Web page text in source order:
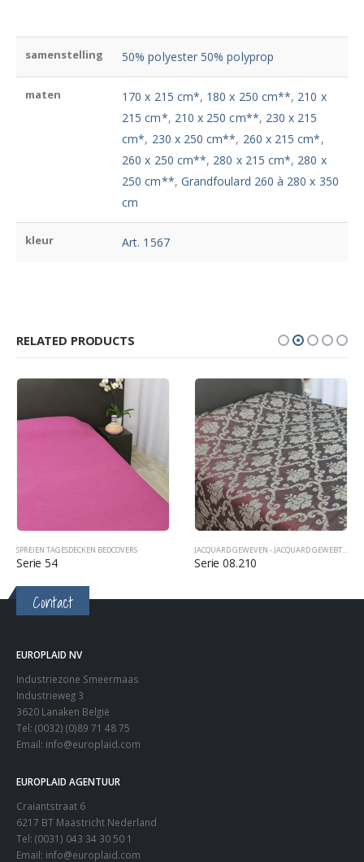
samenstelling 50% polyester 50% polyprop
maten 170 x 215 cm*, 180 x 250 cm**, 210 x
215 cm*, 210 x 250 cm**, 230 x 215
cm*, 230 x 250 cm**, 260 x 215 cm*,
260 x 250 cm**, 280 x 215 cm*, 280 x
250 cm**, Grandfoulard 260 à 280 x 350
cm
kleur Art. 1567
RELATED PRODUCTS
,SPREIEN TAGESDECKEN BEDCOVERS
SPREIEN TAGESDECKEN BEDCOVERS
Serie 54
JACQUARD GEWEVEN - JACQUARD GEWEBT - JACQUARD WOVEN
Serie 08.210
Contact
EUROPLAID NV
Industriezone Smeermaas
Industrieweg 3
3620 Lanaken België
Tel: (0032) (0)89 71 48 75
Email: info@europlaid.com
EUROPLAID AGENTUUR
Craiantstraat 6
6217 BT Maastricht Nederland
Tel: (0031) 043 34 30 50 1
Email: info@europlaid.com